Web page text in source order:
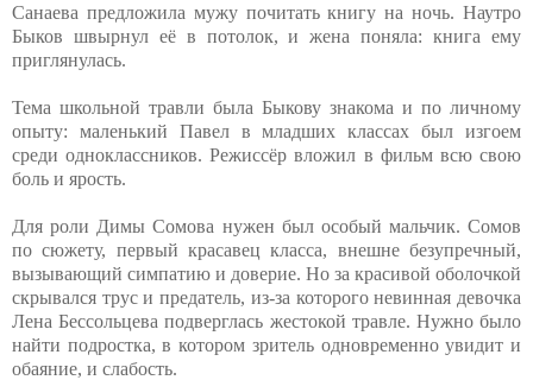
Санаева предложила мужу почитать книгу на ночь. Наутро
Быков швырнул её в потолок, и жена поняла: книга ему
приглянулась.
Тема школьной травли была Быкову знакома и по личному
опыту: маленький Павел в младших классах был изгоем
среди одноклассников. Режиссёр вложил в фильм всю свою
боль и ярость.
Для роли Димы Сомова нужен был особый мальчик. Сомов
по сюжету, первый красавец класса, внешне безупречный,
вызывающий симпатию и доверие. Но за красивой оболочкой
скрывался трус и предатель, из-за которого невинная девочка
Лена Бессольцева подверглась жестокой травле. Нужно было
найти подростка, в котором зритель одновременно увидит и
обаяние, и слабость.